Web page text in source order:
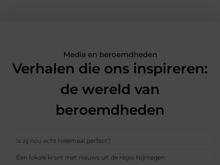
Media en beroemdheden
Verhalen die ons inspireren:
de wereld van
beroemdheden
Is zij nou echt helemaal perfect?
Een lokale krant met nieuws uit de regio Nijmegen